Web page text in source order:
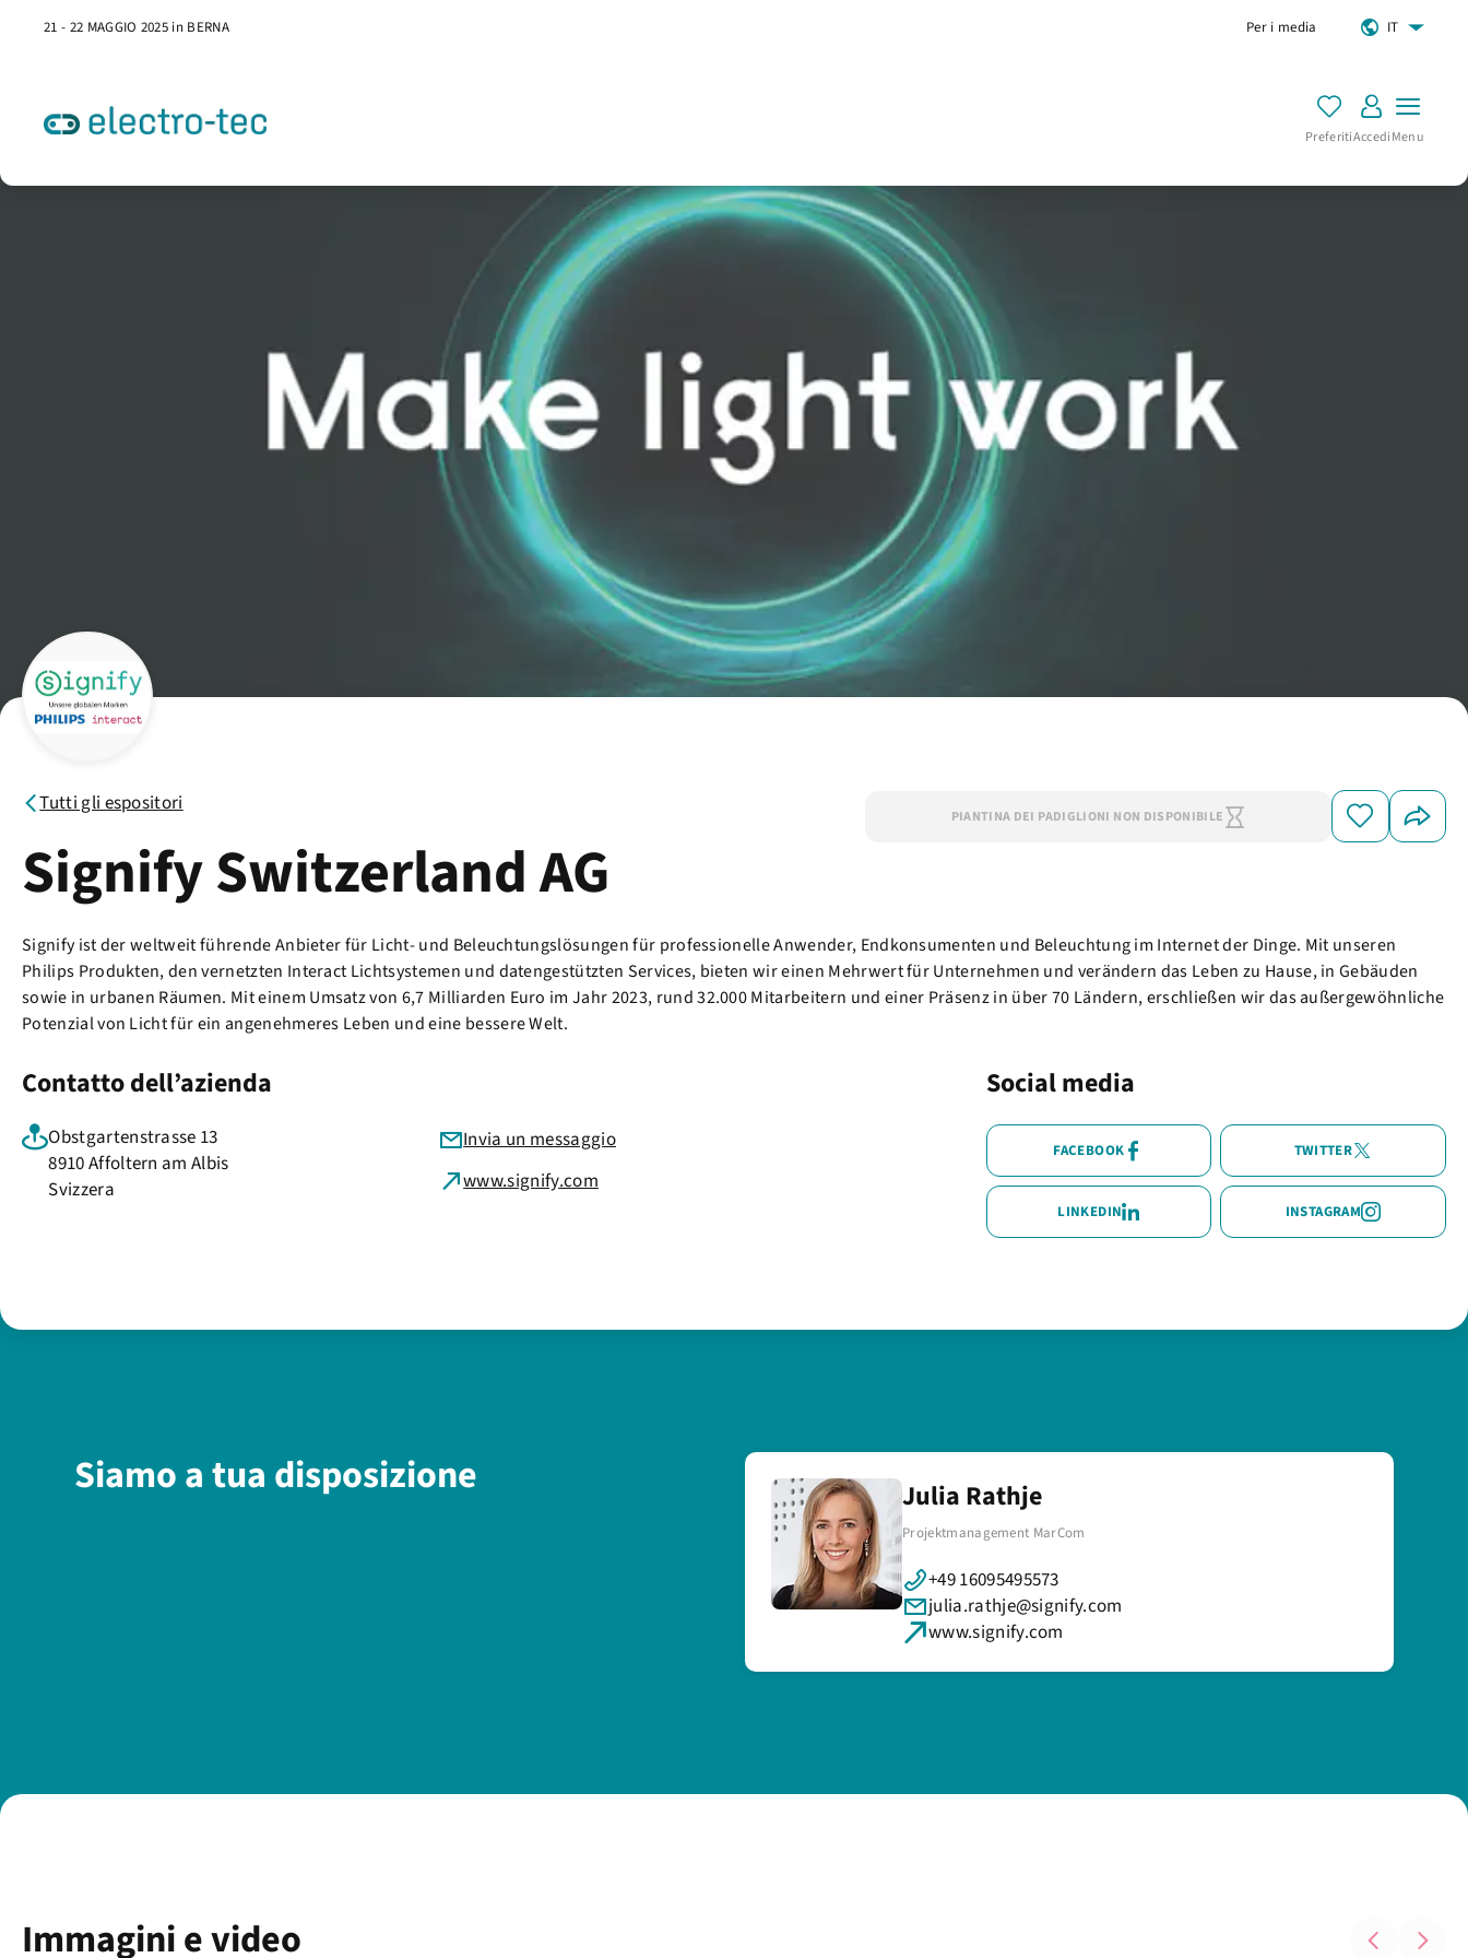
21 - 22 MAGGIO 2025 in BERNA Per i media IT
PreferitiAccediMenu
Tutti gli espositori
Signify Switzerland AG
PIANTINA DEI PADIGLIONI NON DISPONIBILE
Signify ist der weltweit führende Anbieter für Licht- und Beleuchtungslösungen für professionelle Anwender, Endkonsumenten und Beleuchtung im Internet der Dinge. Mit unseren
Philips Produkten, den vernetzten Interact Lichtsystemen und datengestützten Services, bieten wir einen Mehrwert für Unternehmen und verändern das Leben zu Hause, in Gebäuden
sowie in urbanen Räumen. Mit einem Umsatz von 6,7 Milliarden Euro im Jahr 2023, rund 32.000 Mitarbeitern und einer Präsenz in über 70 Ländern, erschließen wir das außergewöhnliche
Potenzial von Licht für ein angenehmeres Leben und eine bessere Welt.
Contatto dell’azienda
Obstgartenstrasse 13
8910 Affoltern am Albis
Svizzera
Invia un messaggio
www.signify.com
Social media
FACEBOOK TWITTER
LINKEDIN INSTAGRAM
Siamo a tua disposizione Julia Rathje
Projektmanagement MarCom
+49 16095495573
julia.rathje@signify.com
www.signify.com
Immagini e video